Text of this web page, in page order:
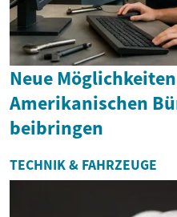
Neue
Amerikanischen
beibringen
TECHNIK & FAHRZEUGE